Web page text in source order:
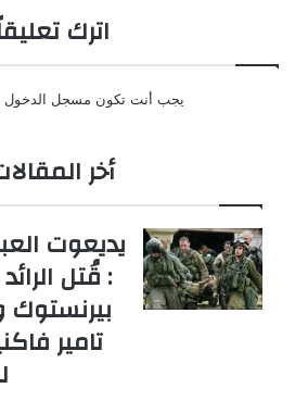
اترك
يجب أنت تكون مسجل الدخول
أخر
يديعوت
: قُتل
بيرنستوك
تامير